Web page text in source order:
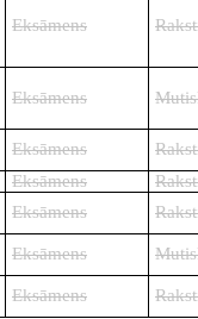
Eksāmens
Eksāmens
Eksāmens
Eksāmens
Eksāmens
Eksāmens
Eksāmens